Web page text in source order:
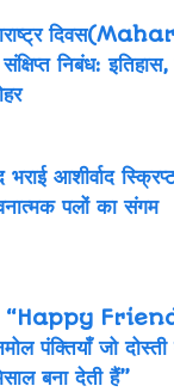
निबंध:
भराई आशीर्वाद
पलों का संगम
“Happy
पंक्तियाँ जो दोस्ती
बना देती हैं”